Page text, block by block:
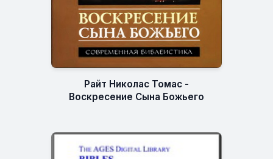
Райт Николас Томас -
Воскресение Сына Божьего